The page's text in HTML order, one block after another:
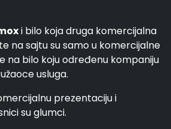
i bilo koja druga komercijalna
na sajtu su samo u komercijalne
na bilo koju određenu kompaniju
usluga.
prezentaciju i
su glumci.